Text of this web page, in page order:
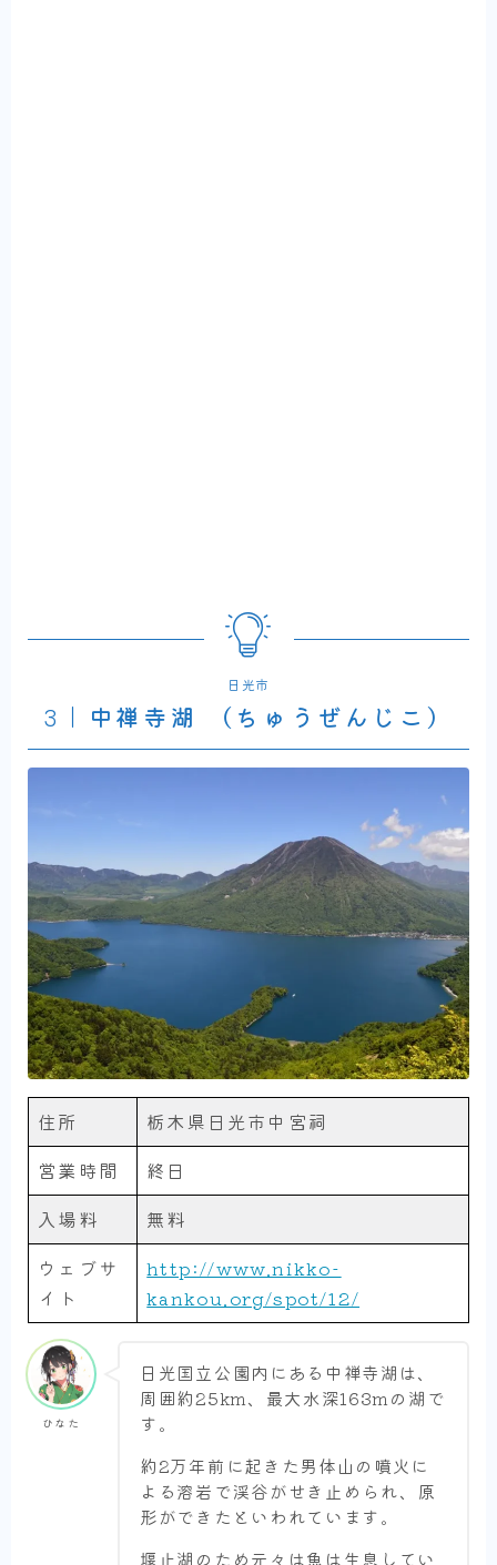
日光市
3｜中禅寺湖 （ちゅうぜんじこ）
住所
栃木県日光市中宮祠
営業時間
終日
入場料
無料
ウェブサ
イト
http://www.nikko-
kankou.org/spot/12/
ひなた
日光国立公園内にある中禅寺湖は、
周囲約25km、最大水深163mの湖で
す。
約2万年前に起きた男体山の噴火に
よる溶岩で渓谷がせき止められ、原
形ができたといわれています。
堰止湖のため元々は魚は生息してい
異世界一人旅撮影機材まとめ